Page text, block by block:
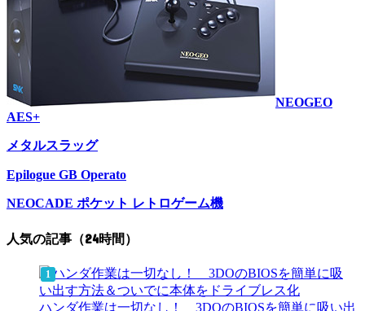
NEOGEO
AES+
メタルスラッグ
Epilogue GB Operato
NEOCADE ポケット レトロゲーム機
人気の記事（24時間）
ハンダ作業は一切なし！ 3DOのBIOSを簡単に吸い出